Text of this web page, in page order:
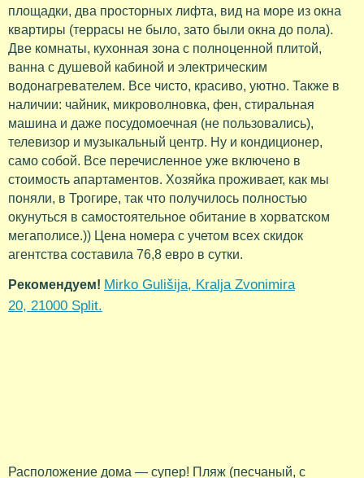
площадки, два просторных лифта, вид на море из окна
квартиры (террасы не было, зато были окна до пола).
Две комнаты, кухонная зона с полноценной плитой,
ванна с душевой кабиной и электрическим
водонагревателем. Все чисто, красиво, уютно. Также в
наличии: чайник, микроволновка, фен, стиральная
машина и даже посудомоечная (не пользовались),
телевизор и музыкальный центр. Ну и кондиционер,
само собой. Все перечисленное уже включено в
стоимость апартаментов. Хозяйка проживает, как мы
поняли, в Трогире, так что получилось полностью
окунуться в самостоятельное обитание в хорватском
мегаполисе.)) Цена номера с учетом всех скидок
агентства составила 76,8 евро в сутки.
Рекомендуем! Mirko Gulišija, Kralja Zvonimira
20, 21000 Split.
Расположение дома — супер! Пляж (песчаный, с